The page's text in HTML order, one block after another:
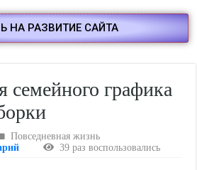
НА РАЗВИТИЕ САЙТА
семейного графика
Повседневная жизнь
39 раз воспользовались